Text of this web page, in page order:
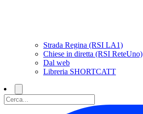
Strada Regina (RSI LA1)
Chiese in diretta (RSI ReteUno)
Dal web
Libreria SHORTCATT